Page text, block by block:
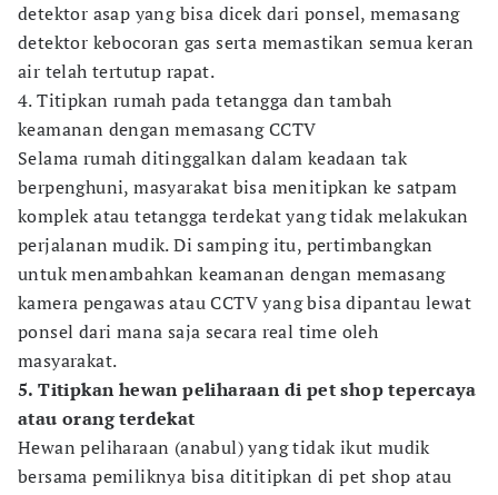
detektor asap yang bisa dicek dari ponsel, memasang
detektor kebocoran gas serta memastikan semua keran
air telah tertutup rapat.
4. Titipkan rumah pada tetangga dan tambah
keamanan dengan memasang CCTV
Selama rumah ditinggalkan dalam keadaan tak
berpenghuni, masyarakat bisa menitipkan ke satpam
komplek atau tetangga terdekat yang tidak melakukan
perjalanan mudik. Di samping itu, pertimbangkan
untuk menambahkan keamanan dengan memasang
kamera pengawas atau CCTV yang bisa dipantau lewat
ponsel dari mana saja secara real time oleh
masyarakat.
5. Titipkan hewan peliharaan di pet shop tepercaya
atau orang terdekat
Hewan peliharaan (anabul) yang tidak ikut mudik
bersama pemiliknya bisa dititipkan di pet shop atau